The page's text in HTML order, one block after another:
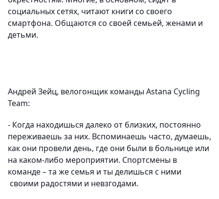
социальных сетях, читают книги со своего
смартфона. Общаются со своей семьей, женами и
детьми.
Андрей Зейц, велогонщик команды Astana Cycling
Team:
- Когда находишься далеко от близких, постоянно
переживаешь за них. Вспоминаешь часто, думаешь,
как они провели день, где они были в больнице или
на каком-либо мероприятии. Спортсмены в
команде – та же семья и ты делишься с ними
своими радостями и невзгодами.